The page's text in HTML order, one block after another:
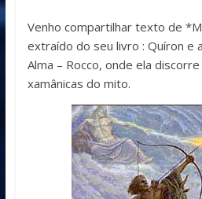
Venho compartilhar texto de
extraído do seu livro : Quíron e
Alma – Rocco, onde ela
xamânicas do mito.